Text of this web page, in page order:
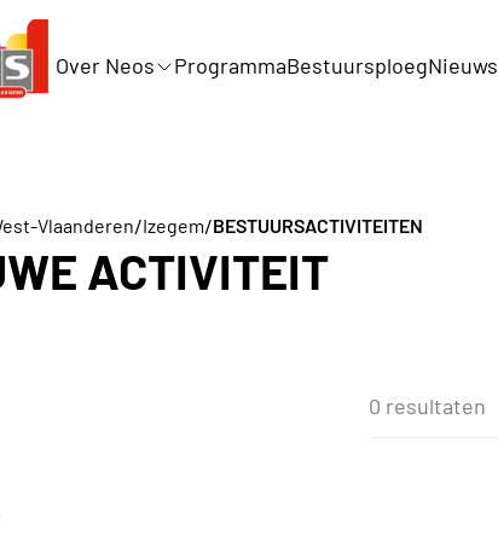
Over Neos ProgrammaBestuursploegNieuws
Vlaanderen/Izegem/BESTUURSACTIVITEITEN
ACTIVITEIT
0 resultaten